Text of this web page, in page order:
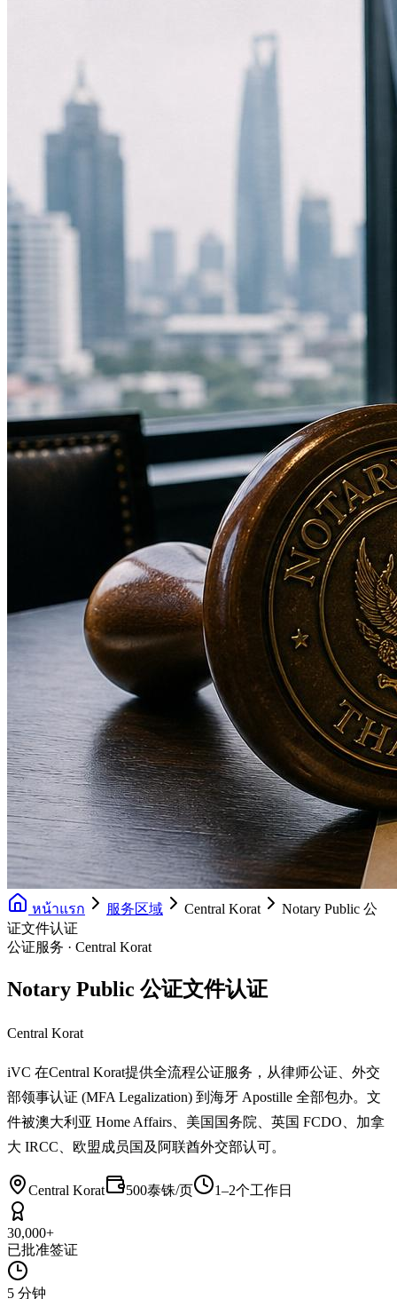
หน้าแรก 服务区域 Central Korat
Notary Public 公
证文件认证
公证服务 · Central Korat
Notary Public 公证文件认证
Central Korat
iVC 在Central Korat提供全流程公证服务，从律师公证、外交
部领事认证 (MFA Legalization) 到海牙 Apostille 全部包办。文
件被澳大利亚 Home Affairs、美国国务院、英国 FCDO、加拿
大 IRCC、欧盟成员国及阿联酋外交部认可。
Central Korat 500泰铢/页 1–2个工作日
30,000+
已批准签证
5 分钟